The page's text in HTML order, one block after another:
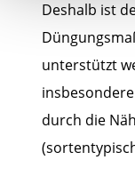
Deshalb ist
unterstützt
durch die